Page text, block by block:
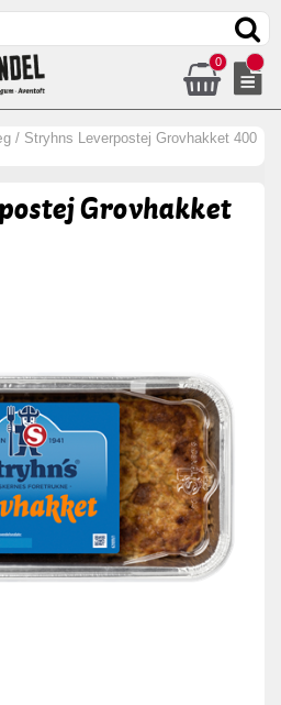
0
/ Stryhns Leverpostej Grovhakket 400
Grovhakket